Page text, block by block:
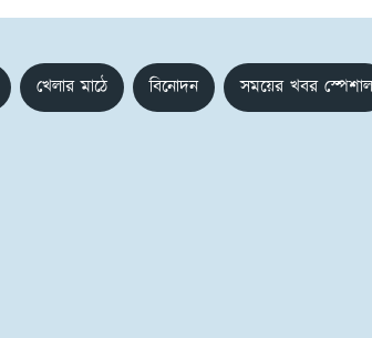
খেলার মাঠে বিনোদন সময়ের খবর